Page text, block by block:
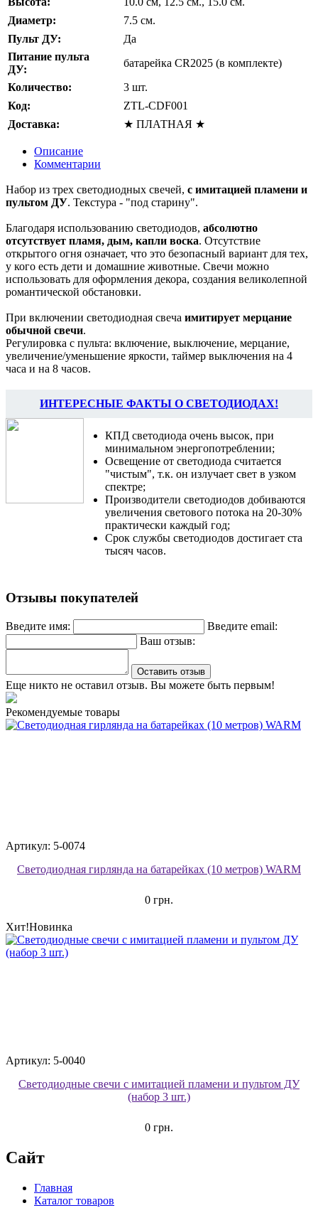
Диаметр:
7.5 см.
Пульт ДУ:
Да
Питание пульта
ДУ:
батарейка CR2025 (в комплекте)
Количество:
3 шт.
Код:
ZTL-CDF001
Доставка:
★ ПЛАТНАЯ ★
Описание
Комментарии
Набор из трех светодиодных свечей, с имитацией пламени и
пультом ДУ. Текстура - "под старину".
Благодаря использованию светодиодов, абсолютно
отсутствует пламя, дым, капли воска. Отсутствие
открытого огня означает, что это безопасный вариант для тех,
у кого есть дети и домашние животные. Свечи можно
использовать для оформления декора, создания великолепной
романтической обстановки.
При включении светодиодная свеча имитирует мерцание
обычной свечи.
Регулировка с пульта: включение, выключение, мерцание,
увеличение/уменьшение яркости, таймер выключения на 4
часа и на 8 часов.
ИНТЕРЕСНЫЕ ФАКТЫ О СВЕТОДИОДАХ!
КПД светодиода очень высок, при
минимальном энергопотреблении;
Освещение от светодиода считается
"чистым", т.к. он излучает свет в узком
спектре;
Производители светодиодов добиваются
увеличения светового потока на 20-30%
практически каждый год;
Срок службы светодиодов достигает ста
тысяч часов.
Отзывы покупателей
Введите имя:
Введите email:
Ваш отзыв:
Оставить отзыв
Еще никто не оставил отзыв. Вы можете быть первым!
Рекомендуемые товары
Артикул: 5-0074
Светодиодная гирлянда на батарейках (10 метров) WARM
0 грн.
Хит!Новинка
Артикул: 5-0040
Светодиодные свечи с имитацией пламени и пультом ДУ
(набор 3 шт.)
0 грн.
Сайт
Главная
Каталог товаров